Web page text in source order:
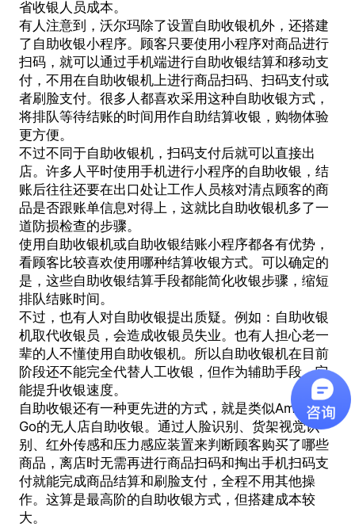
省收银人员成本。
有人注意到，沃尔玛除了设置自助收银机外，还搭建
了自助收银小程序。顾客只要使用小程序对商品进行
扫码，就可以通过手机端进行自助收银结算和移动支
付，不用在自助收银机上进行商品扫码、扫码支付或
者刷脸支付。很多人都喜欢采用这种自助收银方式，
将排队等待结账的时间用作自助结算收银，购物体验
更方便。
不过不同于自助收银机，扫码支付后就可以直接出
店。许多人平时使用手机进行小程序的自助收银，结
账后往往还要在出口处让工作人员核对清点顾客的商
品是否跟账单信息对得上，这就比自助收银机多了一
道防损检查的步骤。
使用自助收银机或自助收银结账小程序都各有优势，
看顾客比较喜欢使用哪种结算收银方式。可以确定的
是，这些自助收银结算手段都能简化收银步骤，缩短
排队结账时间。
不过，也有人对自助收银提出质疑。例如：自助收银
机取代收银员，会造成收银员失业。也有人担心老一
辈的人不懂使用自助收银机。所以自助收银机在目前
阶段还不能完全代替人工收银，但作为辅助手段，它
能提升收银速度。
自助收银还有一种更先进的方式，就是类似Amazon
Go的无人店自助收银。通过人脸识别、货架视觉识
别、红外传感和压力感应装置来判断顾客购买了哪些
商品，离店时无需再进行商品扫码和掏出手机扫码支
付就能完成商品结算和刷脸支付，全程不用其他操
作。这算是最高阶的自助收银方式，但搭建成本较
大。